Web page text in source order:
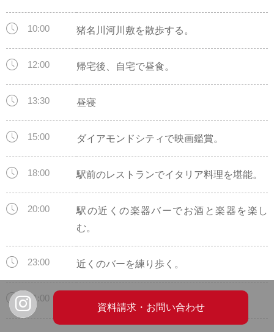
10:00 猪名川河川敷を散歩する。
12:00 帰宅後、自宅で昼食。
13:30 昼寝
15:00 ダイアモンドシティで映画鑑賞。
18:00 駅前のレストランでイタリア料理を堪能。
20:00
駅の近くの楽器バーでお酒と楽器を楽し
む。
23:00 近くのバーを練り歩く。
01:00 帰宅、就寝